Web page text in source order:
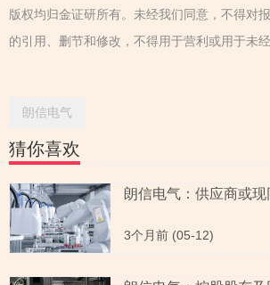
版权均归金证研所有。未经我们同意，不得对
的引用、删节和修改，不得用于营利或用于未
朗信电气
猜你喜欢
3个月前 (05-12)